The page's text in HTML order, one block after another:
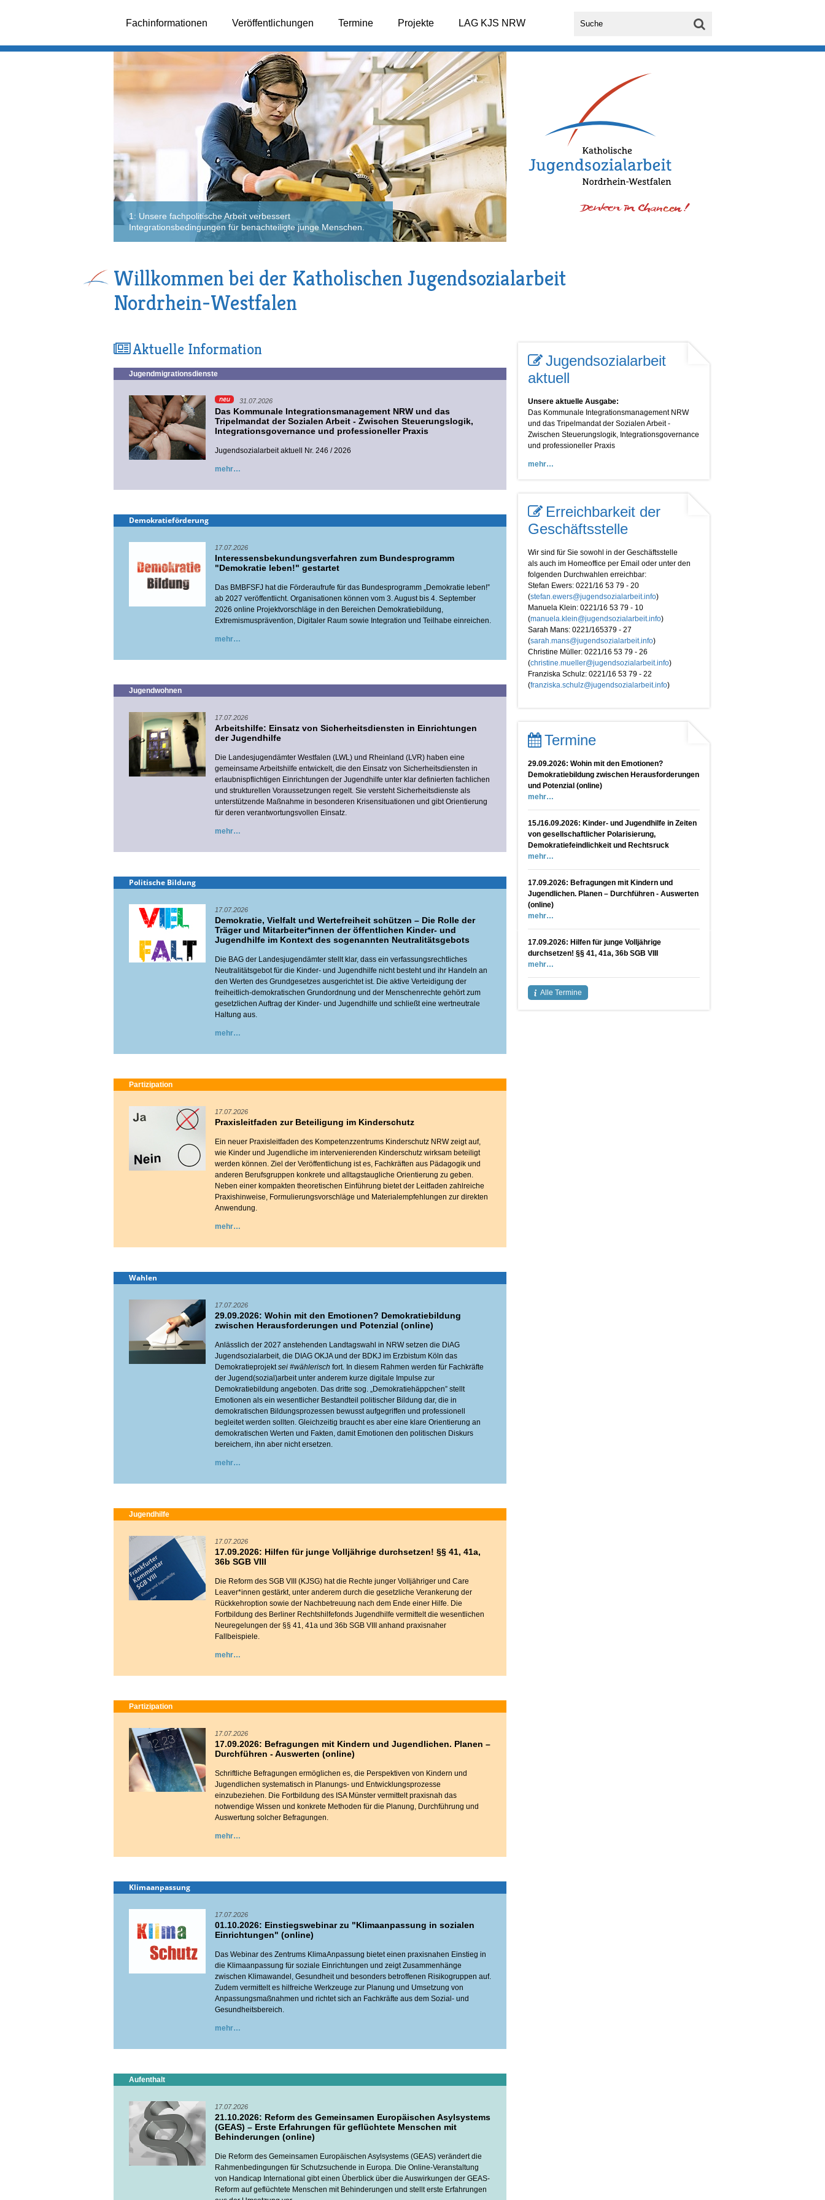
Fachinformationen Veröffentlichungen Termine Projekte LAG KJS NRW
1: Unsere fachpolitische Arbeit verbessert
Integrationsbedingungen für benachteiligte junge Menschen.
Willkommen bei der Katholischen Jugendsozialarbeit
Nordrhein-Westfalen
Aktuelle Information
Jugendmigrationsdienste
31.07.2026
Das Kommunale Integrationsmanagement NRW und das
Tripelmandat der Sozialen Arbeit - Zwischen Steuerungslogik,
Integrationsgovernance und professioneller Praxis
Jugendsozialarbeit aktuell Nr. 246 / 2026
mehr
Demokratieförderung
17.07.2026
Interessensbekundungsverfahren zum Bundesprogramm
"Demokratie leben!" gestartet
Das BMBFSFJ hat die Förderaufrufe für das Bundesprogramm „Demokratie leben!”
ab 2027 veröffentlicht. Organisationen können vom 3. August bis 4. September
2026 online Projektvorschläge in den Bereichen Demokratiebildung,
Extremismusprävention, Digitaler Raum sowie Integration und Teilhabe einreichen.
mehr
Jugendwohnen
17.07.2026
Arbeitshilfe: Einsatz von Sicherheitsdiensten in Einrichtungen
der Jugendhilfe
Die Landesjugendämter Westfalen (LWL) und Rheinland (LVR) haben eine
gemeinsame Arbeitshilfe entwickelt, die den Einsatz von Sicherheitsdiensten in
erlaubnispflichtigen Einrichtungen der Jugendhilfe unter klar definierten fachlichen
und strukturellen Voraussetzungen regelt. Sie versteht Sicherheitsdienste als
unterstützende Maßnahme in besonderen Krisensituationen und gibt Orientierung
für deren verantwortungsvollen Einsatz.
mehr
Politische Bildung
17.07.2026
Demokratie, Vielfalt und Wertefreiheit schützen – Die Rolle der
Träger und Mitarbeiter*innen der öffentlichen Kinder- und
Jugendhilfe im Kontext des sogenannten Neutralitätsgebots
Die BAG der Landesjugendämter stellt klar, dass ein verfassungsrechtliches
Neutralitätsgebot für die Kinder- und Jugendhilfe nicht besteht und ihr Handeln an
den Werten des Grundgesetzes ausgerichtet ist. Die aktive Verteidigung der
freiheitlich-demokratischen Grundordnung und der Menschenrechte gehört zum
gesetzlichen Auftrag der Kinder- und Jugendhilfe und schließt eine wertneutrale
Haltung aus.
mehr
Partizipation
17.07.2026
Praxisleitfaden zur Beteiligung im Kinderschutz
Ein neuer Praxisleitfaden des Kompetenzzentrums Kinderschutz NRW zeigt auf,
wie Kinder und Jugendliche im intervenierenden Kinderschutz wirksam beteiligt
werden können. Ziel der Veröffentlichung ist es, Fachkräften aus Pädagogik und
anderen Berufsgruppen konkrete und alltagstaugliche Orientierung zu geben.
Neben einer kompakten theoretischen Einführung bietet der Leitfaden zahlreiche
Praxishinweise, Formulierungsvorschläge und Materialempfehlungen zur direkten
Anwendung.
mehr
Wahlen
17.07.2026
29.09.2026: Wohin mit den Emotionen? Demokratiebildung
zwischen Herausforderungen und Potenzial (online)
Anlässlich der 2027 anstehenden Landtagswahl in NRW setzen die DiAG
Jugendsozialarbeit, die DIAG OKJA und der BDKJ im Erzbistum Köln das
Demokratieprojektsei #wählerisch fort. In diesem Rahmen werden für Fachkräfte
der Jugend(sozial)arbeit unter anderem kurze digitale Impulse zur
Demokratiebildung angeboten. Das dritte sog. „Demokratiehäppchen” stellt
Emotionen als ein wesentlicher Bestandteil politischer Bildung dar, die in
demokratischen Bildungsprozessen bewusst aufgegriffen und professionell
begleitet werden sollten. Gleichzeitig braucht es aber eine klare Orientierung an
demokratischen Werten und Fakten, damit Emotionen den politischen Diskurs
bereichern, ihn aber nicht ersetzen.
mehr
Jugendhilfe
17.07.2026
17.09.2026: Hilfen für junge Volljährige durchsetzen! §§ 41, 41a,
36b SGB VIII
Die Reform des SGB VIII (KJSG) hat die Rechte junger Volljähriger und Care
Leaver*innen gestärkt, unter anderem durch die gesetzliche Verankerung der
Rückkehroption sowie der Nachbetreuung nach dem Ende einer Hilfe. Die
Fortbildung des Berliner Rechtshilfefonds Jugendhilfe vermittelt die wesentlichen
Neuregelungen der §§ 41, 41a und 36b SGB VIII anhand praxisnaher
Fallbeispiele.
mehr
Partizipation
17.07.2026
17.09.2026: Befragungen mit Kindern und Jugendlichen. Planen –
Durchführen - Auswerten (online)
Schriftliche Befragungen ermöglichen es, die Perspektiven von Kindern und
Jugendlichen systematisch in Planungs- und Entwicklungsprozesse
einzubeziehen. Die Fortbildung des ISA Münster vermittelt praxisnah das
notwendige Wissen und konkrete Methoden für die Planung, Durchführung und
Auswertung solcher Befragungen.
mehr
Klimaanpassung
17.07.2026
01.10.2026: Einstiegswebinar zu "Klimaanpassung in sozialen
Einrichtungen" (online)
Das Webinar des Zentrums KlimaAnpassung bietet einen praxisnahen Einstieg in
die Klimaanpassung für soziale Einrichtungen und zeigt Zusammenhänge
zwischen Klimawandel, Gesundheit und besonders betroffenen Risikogruppen auf.
Zudem vermittelt es hilfreiche Werkzeuge zur Planung und Umsetzung von
Anpassungsmaßnahmen und richtet sich an Fachkräfte aus dem Sozial- und
Gesundheitsbereich.
mehr
Aufenthalt
17.07.2026
21.10.2026: Reform des Gemeinsamen Europäischen Asylsystems
(GEAS) – Erste Erfahrungen für geflüchtete Menschen mit
Behinderungen (online)
Die Reform des Gemeinsamen Europäischen Asylsystems (GEAS) verändert die
Rahmenbedingungen für Schutzsuchende in Europa. Die Online-Veranstaltung
von Handicap International gibt einen Überblick über die Auswirkungen der GEAS-
Reform auf geflüchtete Menschen mit Behinderungen und stellt erste Erfahrungen
Jugendsozialarbeit
aktuell
Unsere aktuelle Ausgabe:
Das Kommunale Integrationsmanagement NRW
und das Tripelmandat der Sozialen Arbeit -
Zwischen Steuerungslogik, Integrationsgovernance
und professioneller Praxis
mehr
Erreichbarkeit der
Geschäftsstelle
Wir sind für Sie sowohl in der Geschäftsstelle
als auch im Homeoffice per Email oder unter den
folgenden Durchwahlen erreichbar:
Stefan Ewers: 0221/16 53 79 - 20
(stefan.ewers@jugendsozialarbeit.info)
Manuela Klein: 0221/16 53 79 - 10
(manuela.klein@jugendsozialarbeit.info)
Sarah Mans: 0221/165379 - 27
(sarah.mans@jugendsozialarbeit.info)
Christine Müller: 0221/16 53 79 - 26
(christine.mueller@jugendsozialarbeit.info)
Franziska Schulz: 0221/16 53 79 - 22
(franziska.schulz@jugendsozialarbeit.info)
Termine
29.09.2026: Wohin mit den Emotionen?
Demokratiebildung zwischen Herausforderungen
und Potenzial (online)
mehr
15./16.09.2026: Kinder- und Jugendhilfe in Zeiten
von gesellschaftlicher Polarisierung,
Demokratiefeindlichkeit und Rechtsruck
mehr
17.09.2026: Befragungen mit Kindern und
Jugendlichen. Planen – Durchführen - Auswerten
(online)
mehr
17.09.2026: Hilfen für junge Volljährige
durchsetzen! §§ 41, 41a, 36b SGB VIII
mehr
Alle Termine